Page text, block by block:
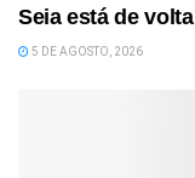
Seia está de volta
5 DE AGOSTO, 2026